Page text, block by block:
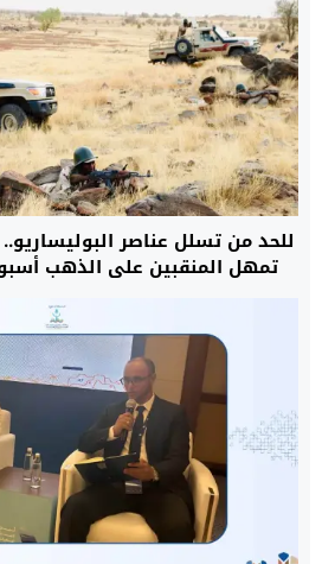
للحد من تسلل عناصر
تمهل المنقبين على الذهب